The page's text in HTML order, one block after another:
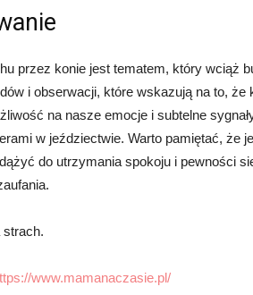
przez konie jest tematem, który wciąż
i obserwacji, które wskazują na to,
na nasze emocje i subtelne
w jeździectwie. Warto pamiętać, że
do utrzymania spokoju i pewności
strach.
www.mamanaczasie.pl/